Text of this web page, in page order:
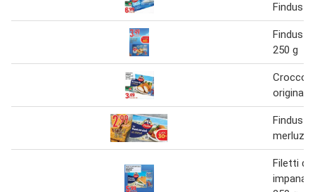
Findus
Findus
250 g
originali/
Findus
Filetti di